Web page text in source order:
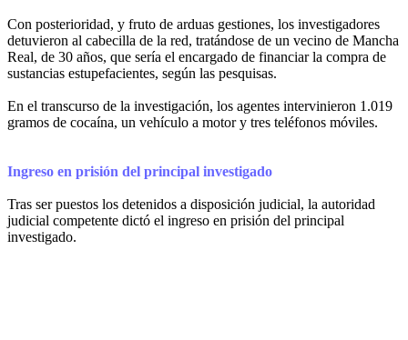
Con posterioridad, y fruto de arduas gestiones, los investigadores
detuvieron al cabecilla de la red, tratándose de un vecino de Mancha
Real, de 30 años, que sería el encargado de financiar la compra de
sustancias estupefacientes, según las pesquisas.
En el transcurso de la investigación, los agentes intervinieron 1.019
gramos de cocaína, un vehículo a motor y tres teléfonos móviles.
Ingreso en prisión del principal investigado
Tras ser puestos los detenidos a disposición judicial, la autoridad
judicial competente dictó el ingreso en prisión del principal
investigado.